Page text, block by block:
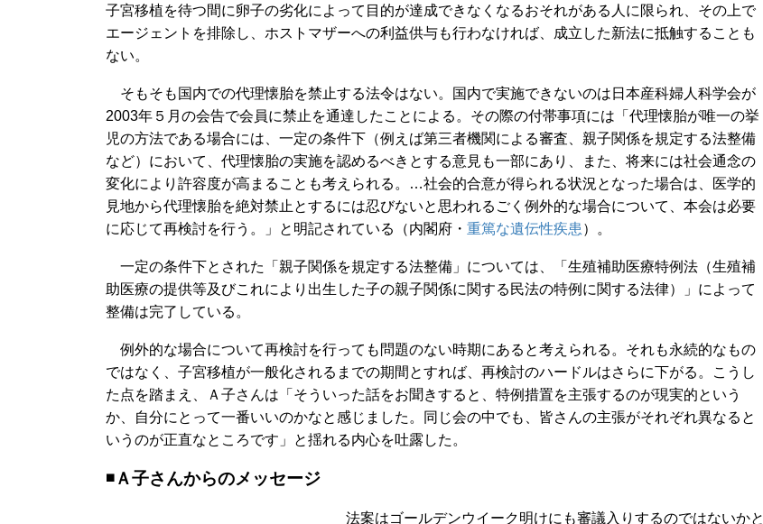
子宮移植を待つ間に卵子の劣化によって目的が達成できなくなるおそれがある人に限られ、その上で
エージェントを排除し、ホストマザーへの利益供与も行わなければ、成立した新法に抵触することも
ない。
そもそも国内での代理懐胎を禁止する法令はない。国内で実施できないのは日本産科婦人科学会が
2003年５月の会告で会員に禁止を通達したことによる。その際の付帯事項には「代理懐胎が唯一の挙
児の方法である場合には、一定の条件下（例えば第三者機関による審査、親子関係を規定する法整備
など）において、代理懐胎の実施を認めるべきとする意見も一部にあり、また、将来には社会通念の
変化により許容度が高まることも考えられる。…社会的合意が得られる状況となった場合は、医学的
見地から代理懐胎を絶対禁止とするには忍びないと思われるごく例外的な場合について、本会は必要
に応じて再検討を行う。」と明記されている（内閣府・ 重篤な遺伝性疾患 ）。
一定の条件下とされた「親子関係を規定する法整備」については、「生殖補助医療特例法（生殖補
助医療の提供等及びこれにより出生した子の親子関係に関する民法の特例に関する法律）」によって
整備は完了している。
例外的な場合について再検討を行っても問題のない時期にあると考えられる。それも永続的なもの
ではなく、子宮移植が一般化されるまでの期間とすれば、再検討のハードルはさらに下がる。こうし
た点を踏まえ、Ａ子さんは「そういった話をお聞きすると、特例措置を主張するのが現実的という
か、自分にとって一番いいのかなと感じました。同じ会の中でも、皆さんの主張がそれぞれ異なると
いうのが正直なところです」と揺れる内心を吐露した。
◾️Ａ子さんからのメッセージ
法案はゴールデンウイーク明けにも審議入りするのではないかと